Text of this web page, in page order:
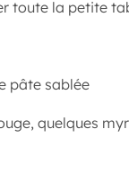
toute la petite
pâte sablée
quelques